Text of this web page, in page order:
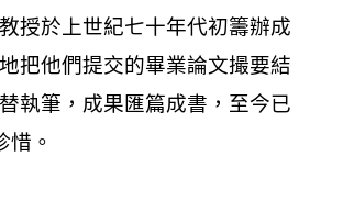
授於上世紀七十年代初籌辦成
把他們提交的畢業論文撮要結
執筆，成果匯篇成書，至今已
。